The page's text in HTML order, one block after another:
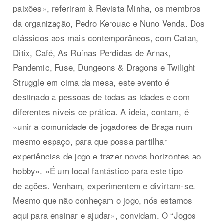
paixões», referiram à Revista Minha, os membros
da organização, Pedro Kerouac e Nuno Venda. Dos
clássicos aos mais contemporâneos, com Catan,
Ditix, Café, As Ruínas Perdidas de Arnak,
Pandemic, Fuse, Dungeons & Dragons e Twilight
Struggle em cima da mesa, este evento é
destinado a pessoas de todas as idades e com
diferentes níveis de prática. A ideia, contam, é
«unir a comunidade de jogadores de Braga num
mesmo espaço, para que possa partilhar
experiências de jogo e trazer novos horizontes ao
hobby». «É um local fantástico para este tipo
de ações. Venham, experimentem e divirtam-se.
Mesmo que não conheçam o jogo, nós estamos
aqui para ensinar e ajudar», convidam. O “Jogos